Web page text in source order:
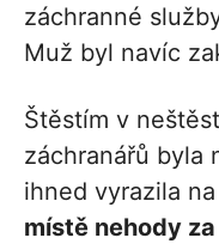
záchranné
Muž byl navíc
Štěstím v
záchranářů byla
ihned vyrazila
místě nehody